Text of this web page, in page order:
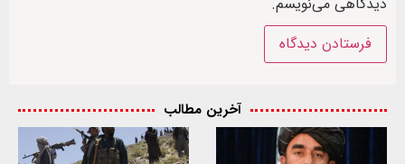
آخرین مطالب